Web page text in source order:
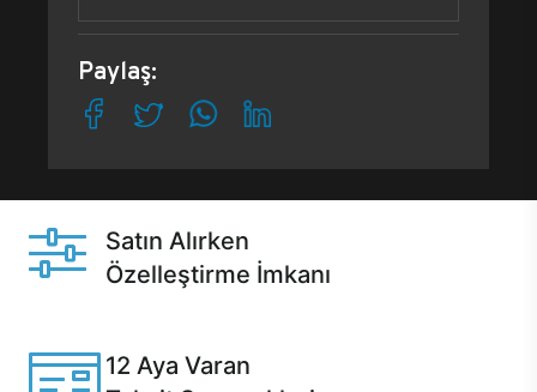
Paylaş:
Satın Alırken
Özelleştirme İmkanı
12 Aya Varan